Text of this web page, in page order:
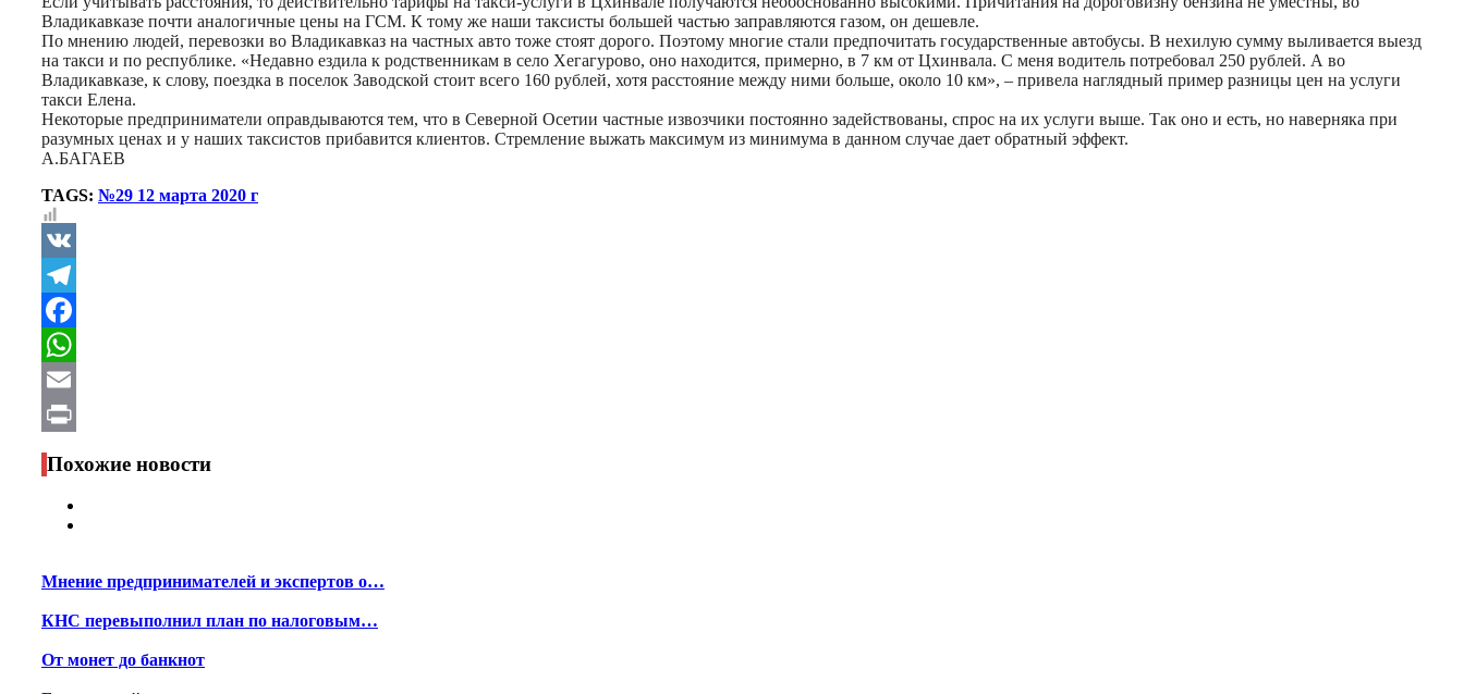
Владикавказе почти аналогичные цены на ГСМ. К тому же наши таксисты большей частью заправляются газом, он дешевле.
По мнению людей, перевозки во Владикавказ на частных авто тоже стоят дорого. Поэтому многие стали предпочитать государственные автобусы. В нехилую сумму выливается выезд
на такси и по республике. «Недавно ездила к родственникам в село Хегагурово, оно находится, примерно, в 7 км от Цхинвала. С меня водитель потребовал 250 рублей. А во
Владикавказе, к слову, поездка в поселок Заводской стоит всего 160 рублей, хотя расстояние между ними больше, около 10 км», – привела наглядный пример разницы цен на услуги
такси Елена.
Некоторые предприниматели оправдываются тем, что в Северной Осетии частные извозчики постоянно задействованы, спрос на их услуги выше. Так оно и есть, но наверняка при
разумных ценах и у наших таксистов прибавится клиентов. Стремление выжать максимум из минимума в данном случае дает обратный эффект.
А.БАГАЕВ
TAGS: №29 12 марта 2020 г
VK
Telegram
Facebook
WhatsApp
Email
Print
Похожие новости
Мнение предпринимателей и экспертов о…
КНС перевыполнил план по налоговым…
От монет до банкнот